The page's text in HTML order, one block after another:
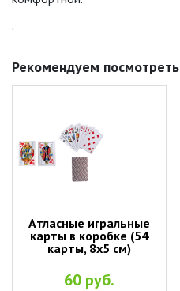
.
Рекомендуем посмотреть
Атласные игральные
карты в коробке (54
карты, 8х5 см)
60 руб.